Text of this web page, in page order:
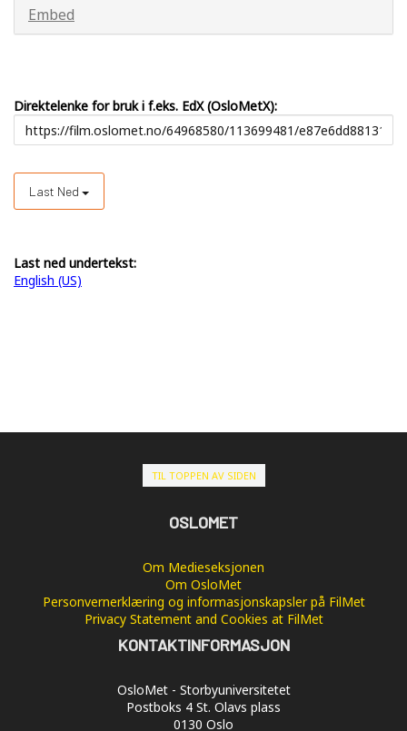
Embed
Direktelenke for bruk i f.eks. EdX (OsloMetX):
Last Ned
Last ned undertekst:
English (US)
TIL TOPPEN AV SIDEN
OSLOMET
Om Medieseksjonen
Om OsloMet
Personvernerklæring og informasjonskapsler på FilMet
Privacy Statement and Cookies at FilMet
KONTAKTINFORMASJON
OsloMet - Storbyuniversitetet
Postboks 4 St. Olavs plass
0130 Oslo